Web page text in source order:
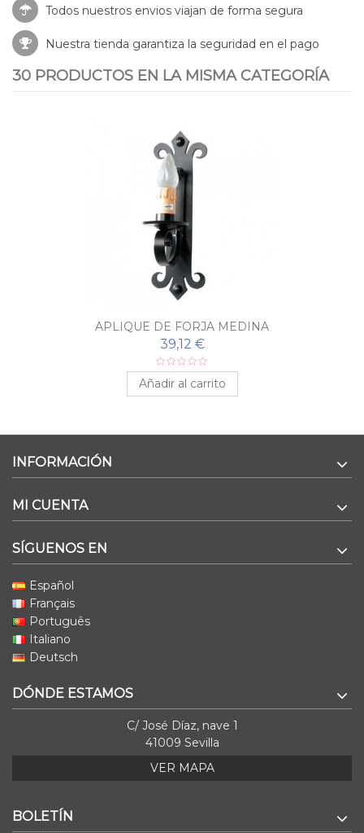
Todos nuestros envios viajan de forma segura
Nuestra tienda garantiza la seguridad en el pago
30 PRODUCTOS EN LA MISMA CATEGORÍA
APLIQUE DE FORJA MEDINA
39,12 €
Añadir al carrito
INFORMACIÓN
MI CUENTA
SÍGUENOS EN
Español
Français
Português
Italiano
Deutsch
DÓNDE ESTAMOS
C/ José Díaz, nave 1
41009 Sevilla
VER MAPA
BOLETÍN